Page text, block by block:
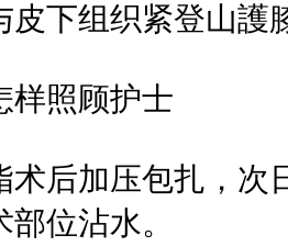
皮下组织紧登山護
样照顾护士
术后加压包扎，次
位沾水。